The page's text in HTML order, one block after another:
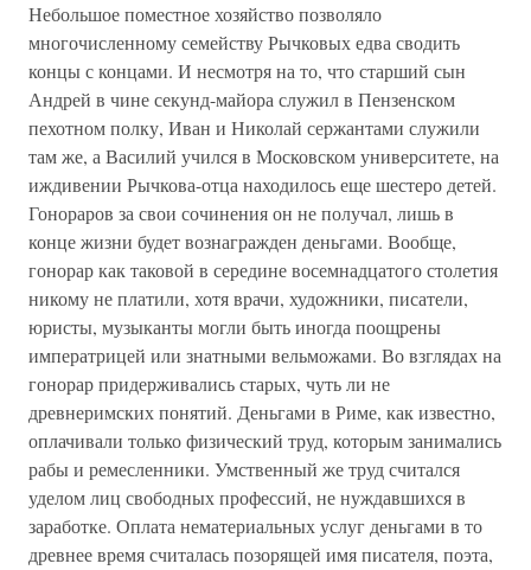
Небольшое поместное хозяйство позволяло
многочисленному семейству Рычковых едва сводить
концы с концами. И несмотря на то, что старший сын
Андрей в чине секунд-майора служил в Пензенском
пехотном полку, Иван и Николай сержантами служили
там же, а Василий учился в Московском университете, на
иждивении Рычкова-отца находилось еще шестеро детей.
Гонораров за свои сочинения он не получал, лишь в
конце жизни будет вознагражден деньгами. Вообще,
гонорар как таковой в середине восемнадцатого столетия
никому не платили, хотя врачи, художники, писатели,
юристы, музыканты могли быть иногда поощрены
императрицей или знатными вельможами. Во взглядах на
гонорар придерживались старых, чуть ли не
древнеримских понятий. Деньгами в Риме, как известно,
оплачивали только физический труд, которым занимались
рабы и ремесленники. Умственный же труд считался
уделом лиц свободных профессий, не нуждавшихся в
заработке. Оплата нематериальных услуг деньгами в то
древнее время считалась позорящей имя писателя, поэта,